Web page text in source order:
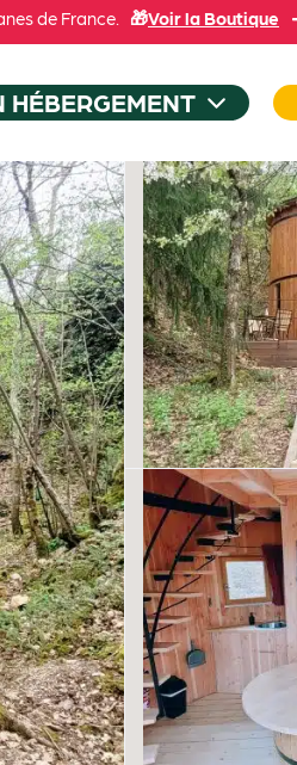
de France. 🎁Voir la Boutique
HÉBERGEMENT